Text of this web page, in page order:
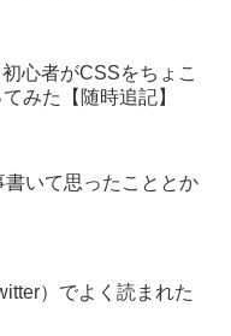
初心者がCSSをちょこ
みた【随時追記】
書いて思ったこととか
）でよく読まれた